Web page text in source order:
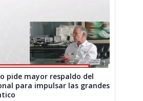
pide mayor respaldo del
para impulsar las grandes